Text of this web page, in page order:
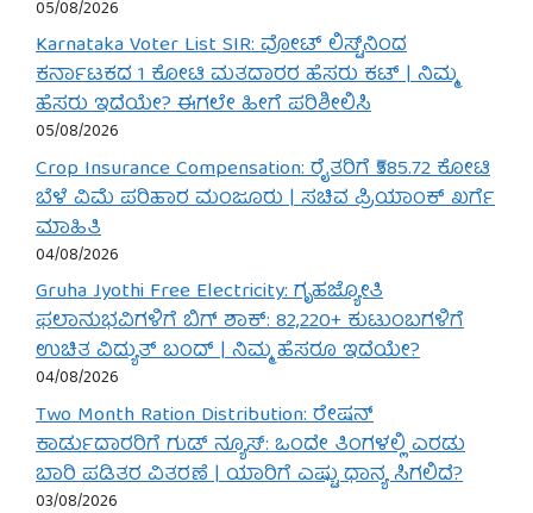
05/08/2026
Karnataka Voter List SIR: ವೋಟ್ ಲಿಸ್ಟ್‌ನಿಂದ
ಕರ್ನಾಟಕದ 1 ಕೋಟಿ ಮತದಾರರ ಹೆಸರು ಕಟ್ | ನಿಮ್ಮ
ಹೆಸರು ಇದೆಯೇ? ಈಗಲೇ ಹೀಗೆ ಪರಿಶೀಲಿಸಿ
05/08/2026
Crop Insurance Compensation: ರೈತರಿಗೆ ₹585.72 ಕೋಟಿ
ಬೆಳೆ ವಿಮೆ ಪರಿಹಾರ ಮಂಜೂರು | ಸಚಿವ ಪ್ರಿಯಾಂಕ್ ಖರ್ಗೆ
ಮಾಹಿತಿ
04/08/2026
Gruha Jyothi Free Electricity: ಗೃಹಜ್ಯೋತಿ
ಫಲಾನುಭವಿಗಳಿಗೆ ಬಿಗ್ ಶಾಕ್: 82,220+ ಕುಟುಂಬಗಳಿಗೆ
ಉಚಿತ ವಿದ್ಯುತ್ ಬಂದ್ | ನಿಮ್ಮ ಹೆಸರೂ ಇದೆಯೇ?
04/08/2026
Two Month Ration Distribution: ರೇಷನ್
ಕಾರ್ಡುದಾರರಿಗೆ ಗುಡ್ ನ್ಯೂಸ್: ಒಂದೇ ತಿಂಗಳಲ್ಲಿ ಎರಡು
ಬಾರಿ ಪಡಿತರ ವಿತರಣೆ | ಯಾರಿಗೆ ಎಷ್ಟು ಧಾನ್ಯ ಸಿಗಲಿದೆ?
03/08/2026